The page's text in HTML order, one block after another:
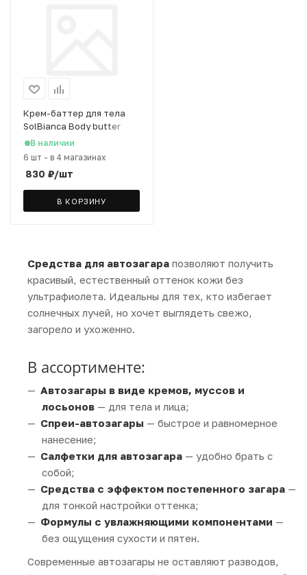
Крем-баттер для тела
SolBianca Body butter
Шоколад 35х bronzer, 150
мл
В наличии
6 шт - в 4 магазинах
830 ₽/шт
В КОРЗИНУ
Средства для автозагара позволяют получить
красивый, естественный оттенок кожи без
ультрафиолета. Идеальны для тех, кто избегает
солнечных лучей, но хочет выглядеть свежо,
загорело и ухоженно.
В ассортименте:
Автозагары в виде кремов, муссов и
лосьонов — для тела и лица;
Спреи-автозагары — быстрое и равномерное
нанесение;
Салфетки для автозагара — удобно брать с
собой;
Средства с эффектом постепенного загара —
для тонкой настройки оттенка;
Формулы с увлажняющими компонентами —
без ощущения сухости и пятен.
Современные автозагары не оставляют разводов,